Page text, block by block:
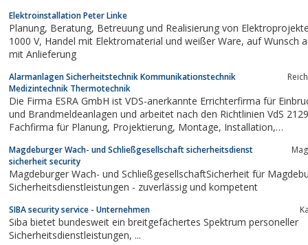
Elektroinstallation Peter Linke
Planung, Beratung, Betreuung und Realisierung von Elektroprojekten bis
1000 V, Handel mit Elektromaterial und weißer Ware, auf Wunsch auch
mit Anlieferung
Alarmanlagen Sicherheitstechnik Kommunikationstechnik
Medizintechnik Thermotechnik
Die Firma ESRA GmbH ist VDS-anerkannte Errichterfirma für
und Brandmeldeanlagen und arbeitet nach den Richtlinien VdS
Fachfirma für Planung, Projektierung, Montage, Installation,
ist sie nach DIN 14675 zertifiziert.Das...
Magdeburger Wach- und Schließgesellschaft sicherheitsdienst
sicherheit security
Magdeburger Wach- und SchließgesellschaftSicherheit für
Sicherheitsdienstleistungen - zuverlässig und kompetent
SIBA security service - Unternehmen
Siba bietet bundesweit ein breitgefächertes Spektrum personeller
Sicherheitsdienstleistungen, ...